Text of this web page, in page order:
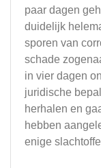
paar dagen
duidelijk
sporen van
schade
in vier dagen
juridische
herhalen en
hebben
enige